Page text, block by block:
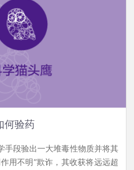
何验药
手段验出一大堆毒性物质并将其
用不明”欺诈，其收获将远远超